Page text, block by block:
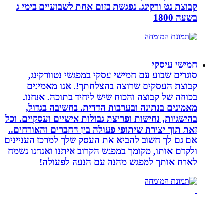
קבוצת נט ורקינג. נפגשת בזום אחת לשבועיים בימי ג
בשעה 1800
חמישי עיסקי
סוגרים שבוע עם חמישי עסקי במפגשי נטוורקינג,
קבוצת העסקים שרוצה בהצלחתך!. אנו מאמינים
בכוחה של קבוצה והכוח שיש ליחיד בתוכה. אנחנו.
מאמינים בנתינה ובערבות הדדית. בחשיבה בגדול,
בהישגיות, נחישות ופריצת גבולות אישיים ועסקיים. וכל
זאת תוך יצירת שיתופי פעולה בין החברים והאורחים..
אם גם לך חשוב להביא את העסק שלך למרכז העניינים
ולקדם אותו, מקומך במפגש הקרוב איתנו ואנחנו נשמח
לארח אותך למפגש מהנה עם הנעה לפעולה!